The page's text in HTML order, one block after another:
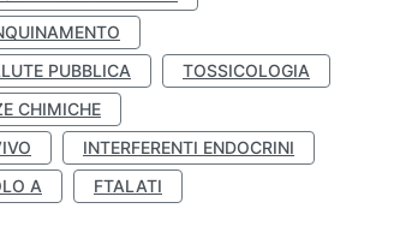
PUBBLICA
TOSSICOLOGIA
CHIMICHE
INTERFERENTI ENDOCRINI
A
FTALATI